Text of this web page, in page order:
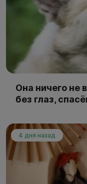
Она ничего не
без глаз,
4 дня назад